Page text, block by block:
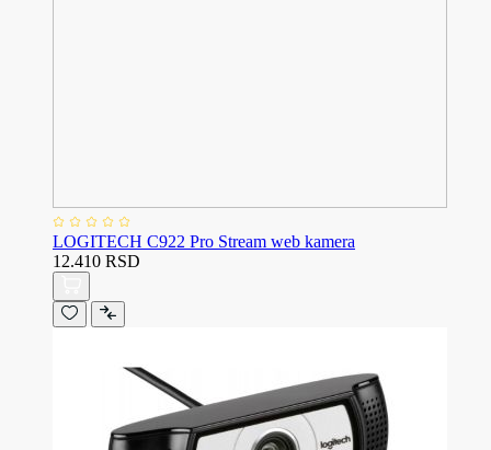
LOGITECH C922 Pro Stream web kamera
12.410 RSD